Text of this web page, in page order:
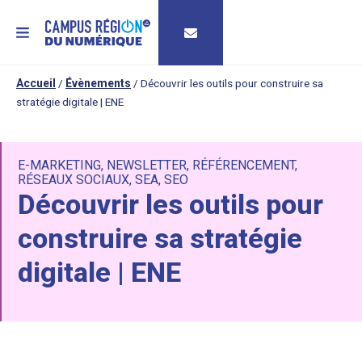
MENU
Accueil / Évènements / Découvrir les outils pour construire sa
stratégie digitale | ENE
E-MARKETING, NEWSLETTER, RÉFÉRENCEMENT,
RÉSEAUX SOCIAUX, SEA, SEO
Découvrir les outils pour
construire sa stratégie
digitale | ENE